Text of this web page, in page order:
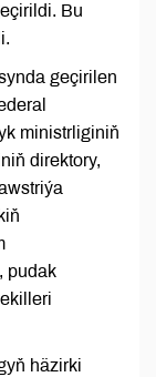
Bu
geçirilen
ministrliginiň
direktory,
pudak
häzirki